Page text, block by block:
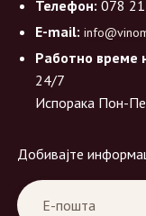
Телефон: 078
E-mail:
Работно време
24/7
Испорака Пон-
Добивајте